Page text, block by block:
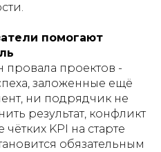
помогают
провала проектов -
заложенные ещё
ни подрядчик не
результат, конфликт
KPI на старте
обязательным